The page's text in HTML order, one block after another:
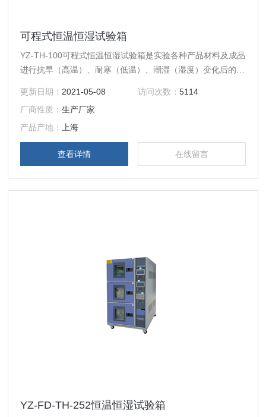
可程式恒温恒湿试验箱
YZ-TH-100可程式恒温恒湿试验箱是实验各种产品材料及成品
进行抗旱（高温）、耐寒（低温）、潮湿（湿度）变化后的参
更新日期： 2021-05-08 访问次数： 5114
厂商性质：生产厂家
产品产地：
上海
查看详情 在线留言
YZ-FD-TH-252恒温恒湿试验箱